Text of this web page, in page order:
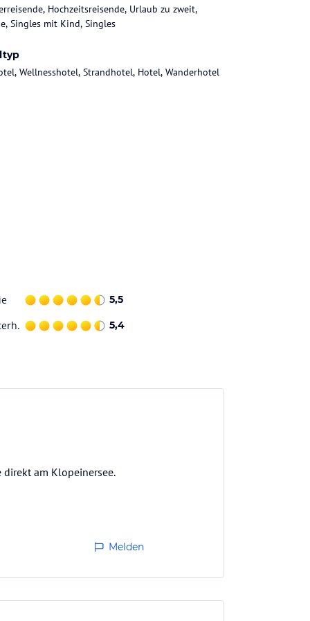
Hochzeitsreisende, Urlaub zu zweit,
Singles mit Kind, Singles
Wellnesshotel, Strandhotel, Hotel, Wanderhotel
5,5
5,4
am Klopeinersee.
Melden